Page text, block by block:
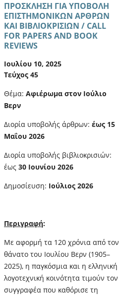
ΠΡΟΣΚΛΗΣΗ ΓΙΑ ΥΠΟΒΟΛΗ
ΕΠΙΣΤΗΜΟΝΙΚΩΝ ΑΡΘΡΩΝ
ΚΑΙ ΒΙΒΛΙΟΚΡΙΣΙΩΝ / CALL
FOR PAPERS AND BOOK
REVIEWS
Ιουλίου 10, 2025
Τεύχος 45
Θέμα: Αφιέρωμα στον Ιούλιο
Βερν
Διορία υποβολής άρθρων: έως 15
Μαΐου 2026
Διορία υποβολής βιβλιοκρισιών:
έως 30 Ιουνίου 2026
Δημοσίευση: Ιούλιος 2026
Περιγραφή:
Με αφορμή τα 120 χρόνια από τον
θάνατο του Ιουλίου Βερν (1905–
2025), η παγκόσμια και η ελληνική
λογοτεχνική κοινότητα τιμούν τον
συγγραφέα που καθόρισε τη